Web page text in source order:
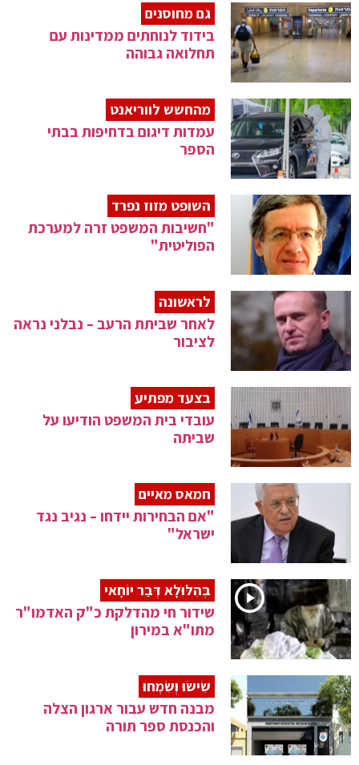
גם מחוסנים
בידוד לנוחתים ממדינות עם
תחלואה גבוהה
מהחשש לווריאנט
עמדות דיגום בדחיפות בבתי
הספר
השופט מזוז נפרד
"חשיבות המשפט זרה למערכת
הפוליטית"
לראשונה
לאחר שביתת הרעב – נבלני נראה
לציבור
בצעד מפתיע
עובדי בית המשפט הודיעו על
שביתה
חמאס מאיים
"אם הבחירות יידחו – נגיב נגד
ישראל"
בְּהִלּוּלָא דְּבַר יוֹחָאי
שידור חי מהדלקת כ"ק האדמו"ר
מתו"א במירון
שִׂישׂוּ וְשִׂמְחוּ
מבנה חדש עבור ארגון הצלה
והכנסת ספר תורה